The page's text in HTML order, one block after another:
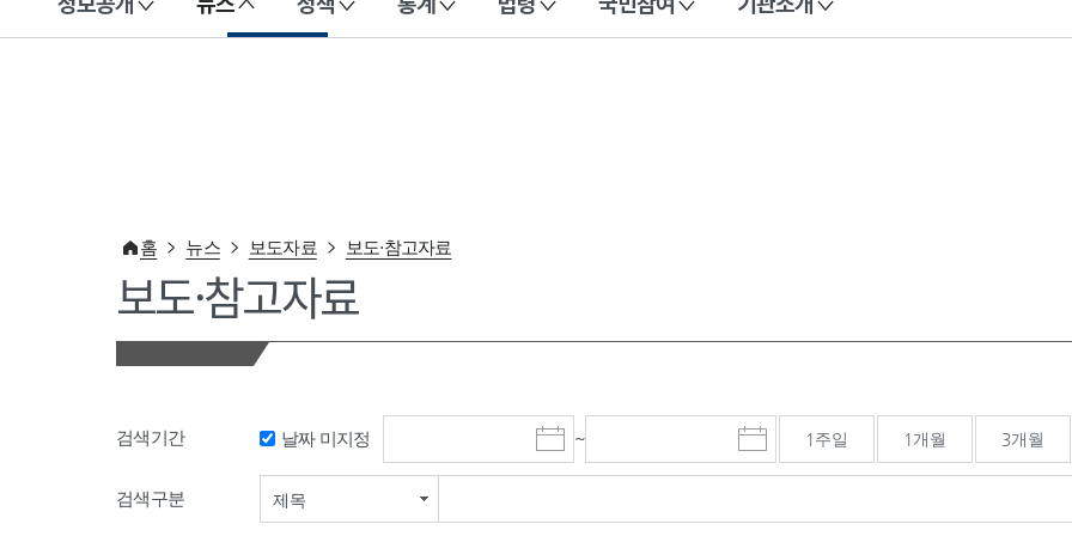
이 누리집은 대한민국 공식 전자정부 누리집입니다.
홈 뉴스 보도자료 보도·참고자료
보도·참고자료
검색기간 날짜 미지정
시
작
~
종
료
1주일 1개월 3개월
검색구분 제목